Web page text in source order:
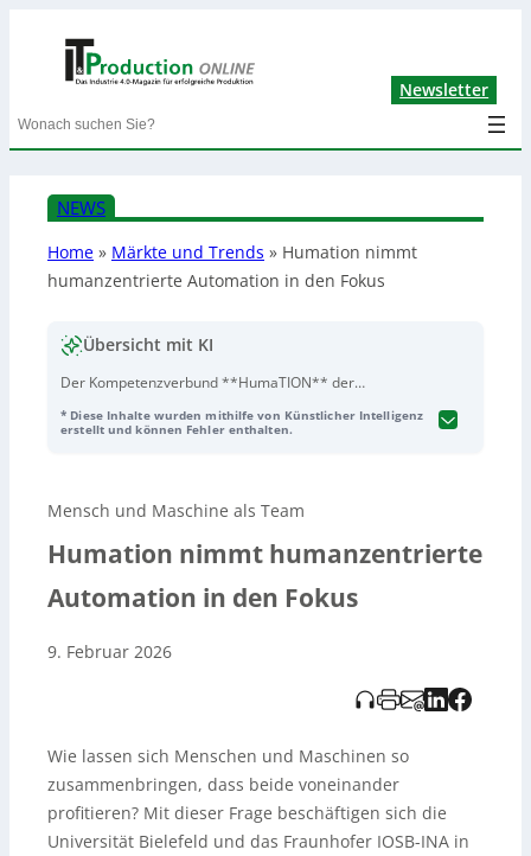
Newsletter
Search
NEWS
Home » Märkte und Trends » Humation nimmt
humanzentrierte Automation in den Fokus
Übersicht mit KI
Der Kompetenzverbund **HumaTION** der
INA in Lemgo** erforscht **humanzentrierte
Zusammenarbeit von **Mensch, KI und
Automatisierung** – als „hybrides Team“. HumaTION
vernetzt zwei Standorte digital: dasCoRALabin Bielefeld
Smart Factory OWL
in Lemgo. Dort werden
praxisnahe Anwendungen wiekollaborative Robotik
Roboter Fachkräfte bei der Montage unterstützen und
(u. a. im Projekt „Explore“), um
Imitations- und Bestärkungslernenvon Menschen
lernen und Aufgaben anhand von Demonstrationsdaten
(z. B. Bild- und Sensordaten) robust übernehmen.
Gleichzeitig werden **ethische, rechtliche und soziale
* Diese Inhalte wurden mithilfe von Künstlicher Intelligenz
erstellt und können Fehler enthalten.
Mensch und Maschine als Team
Humation nimmt humanzentrierte
Automation in den Fokus
9. Februar 2026
Wie lassen sich Menschen und Maschinen so
zusammenbringen, dass beide voneinander
profitieren? Mit dieser Frage beschäftigen sich die
Universität Bielefeld und das Fraunhofer IOSB-INA in